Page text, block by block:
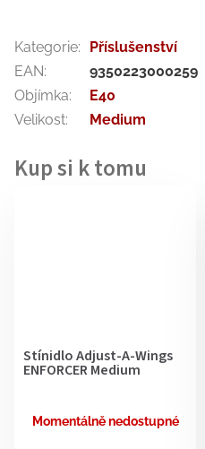
Stínidlo Adjust-A-Wings
ENFORCER Medium
Momentálně nedostupné
Kategorie:
Příslušenství
EAN:
9350223000259
Objímka:
E40
Velikost: Medium